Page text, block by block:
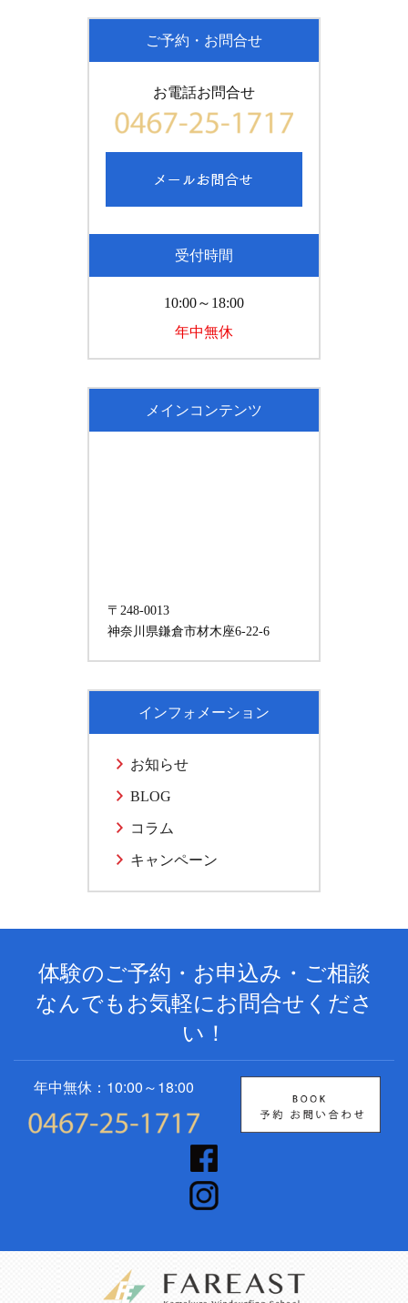
ご予約・お問合せ
お電話お問合せ
受付時間
10:00～18:00
年中無休
メインコンテンツ
〒248-0013
神奈川県鎌倉市材木座6-22-6
インフォメーション
お知らせ
BLOG
コラム
キャンペーン
体験のご予約・お申込み・ご相談
なんでもお気軽にお問合せくださ
い！
年中無休：10:00～18:00